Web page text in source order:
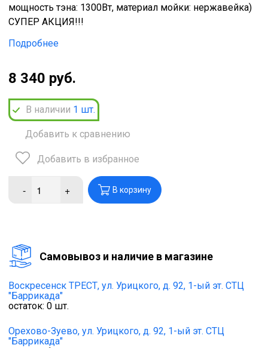
мощность тэна: 1300Вт, материал мойки: нержавейка)
СУПЕР АКЦИЯ!!!
Подробнее
8 340 руб.
В наличии 1 шт.
Добавить к сравнению
Добавить в избранное
- + В корзину
Cамовывоз и наличие в магазине
Воскресенск ТРЕСТ, ул. Урицкого, д. 92, 1-ый эт. СТЦ
"Баррикада"
остаток: 0 шт.
Орехово-Зуево, ул. Урицкого, д. 92, 1-ый эт. СТЦ
"Баррикада"